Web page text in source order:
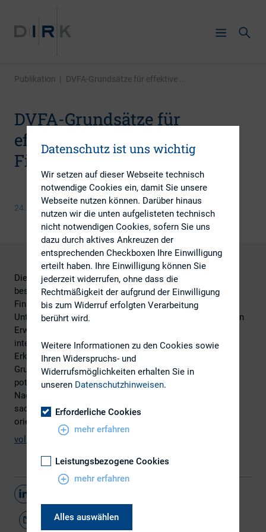
Publikation | DVFA-Grundsätze für effektive ...
DVFA-Grundsätze für
effektive
Finanzkommunikation
24. September 2013
Die DVFA-Grundsätze für Effektive Finanzkommunikation
beschreiben Erwartungen institutioneller Anleger und
Finanzanalysten an die Finanzkommunikation von
Unternehmen und erläutern, wie Abweichungen von diesen
Erwartungen unter Umständen von den Adressaten
interpretiert werden können. In Form von 32 Leitsätzen,
Erklärungen und praktischen Beispielen enthalten die
Grundsätze Handlungsempfehlungen, wie kommunikativ
potenziell missverständliches Verhalten, das sich zum
Nachteil des Emittenten auswirken könnte, durch
sachkundige und an den Erwartungen der Zielgruppe
orientierte Investor Relations vermieden werden kann.
vollständige Grundsätze (pdf-Datei, 250 KB)
Datenschutz ist uns wichtig
Wir setzen auf dieser Webseite technisch
notwendige Cookies ein, damit Sie unsere
Webseite nutzen können. Darüber hinaus
nutzen wir die unten aufgelisteten technisch
nicht notwendigen Cookies, sofern Sie uns
dazu durch aktives Ankreuzen der
entsprechenden Checkboxen Ihre Einwilligung
erteilt haben. Ihre Einwilligung können Sie
jederzeit widerrufen, ohne dass die
Rechtmäßigkeit der aufgrund der Einwilligung
bis zum Widerruf erfolgten Verarbeitung
berührt wird.
Weitere Informationen zu den Cookies sowie
Ihren Widerspruchs- und
Widerrufsmöglichkeiten erhalten Sie in
unseren Datenschutzhinweisen.
Erforderliche Cookies
mehr erfahren
Leistungsbezogene Cookies
mehr erfahren
Alles auswählen